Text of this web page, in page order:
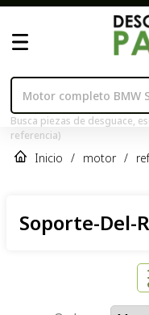
Busca piezas de desguace,
referencia)
Inicio / motor /
Soporte-Del-